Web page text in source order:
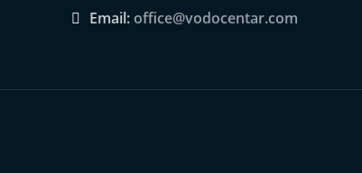
Email:office@vodocentar.com